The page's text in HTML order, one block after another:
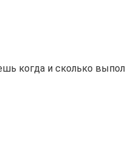
когда и сколько